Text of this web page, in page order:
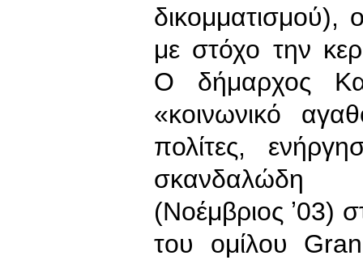
δικομματισμού),
με στόχο την
Ο δήμαρχος
«κοινωνικό
πολίτες,
σκανδαλώδη
(Νοέμβριος ʼ03)
του ομίλου